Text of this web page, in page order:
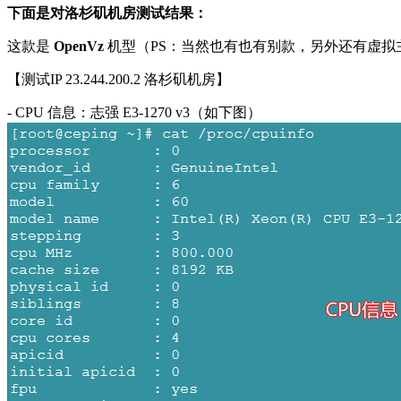
下面是对洛杉矶机房测试结果：
这款是 OpenVz 机型（PS：当然也有也有别款，另外还有虚拟
【测试IP 23.244.200.2 洛杉矶机房】
- CPU 信息：志强 E3-1270 v3（如下图）